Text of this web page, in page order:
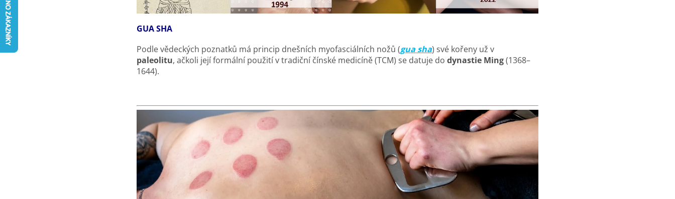
GUA SHA
Podle vědeckých poznatků má princip dnešních myofasciálních nožů (gua sha) své kořeny už v
paleolitu, ačkoli její formální použití v tradiční čínské medicíně (TCM) se datuje do dynastie Ming(1368–
1644).